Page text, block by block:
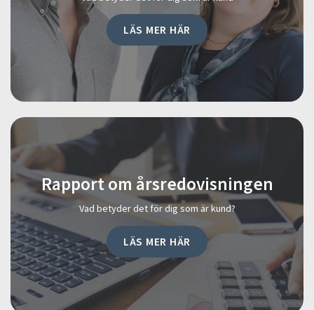
LÄS MER HÄR
Rapport om årsredovisningen
Vad betyder det för dig som är kund?
LÄS MER HÄR